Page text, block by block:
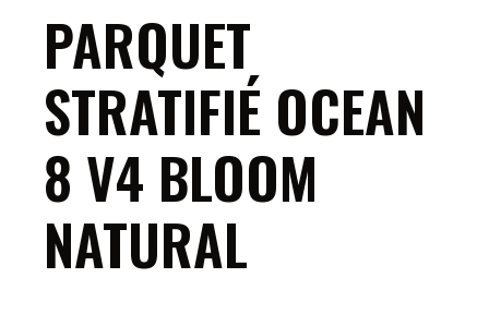
PARQUET
STRATIFIÉ OCEAN
8 V4 BLOOM
NATURAL